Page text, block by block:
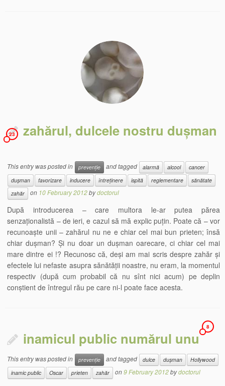
zahărul, dulcele nostru dușman
23
This entry was posted in prevenție and tagged alarmă alcool
cancer
dușman
favorizare inducere întreținere ispită reglementare
sănătate
zahăr
on 10 February 2012bydoctorul
După introducerea – care multora le-ar putea părea
senzaționalistă – de ieri, e cazul să mă explic puțin. Poate că – vor
recunoaște unii – zahărul nu ne e chiar cel mai bun prieten; însă
chiar dușman? Și nu doar un dușman oarecare, ci chiar cel mai
mare dintre ei !? Recunosc că, deși am mai scris despre zahăr și
efectele lui nefaste asupra sănătății noastre, nu eram, la momentul
respectiv (după cum probabil că nu sînt nici acum) pe deplin
conștient de întregul rău pe care ni-l poate face acesta.
inamicul public numărul unu
8
This entry was posted in prevenție and tagged dulce dușman
Hollywood
inamic public
Oscar prieten zahăr on9 February 2012bydoctorul